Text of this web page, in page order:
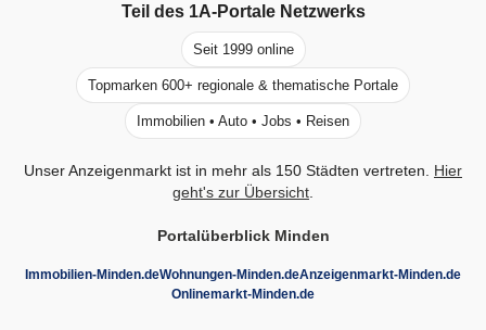
Teil des 1A-PortaleNetzwerks
Seit 1999 online
Topmarken 600+ regionale & thematische Portale
Immobilien • Auto • Jobs • Reisen
Unser Anzeigenmarkt ist in mehr als 150 Städten vertreten.
Hier
geht's zur Übersicht
Portalüberblick Minden
Immobilien-Minden.deWohnungen-Minden.deAnzeigenmarkt-Minden.de
Onlinemarkt-Minden.de